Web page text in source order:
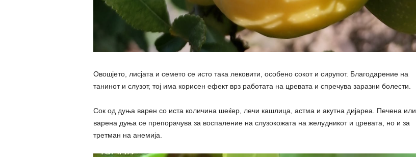
Овошјето, лисјата и семето се исто така лековити, особено сокот и сирупот. Благодарение на
танинот и слузот, тој има корисен ефект врз работата на цревата и спречува заразни болести.
Сок од дуња варен со иста количина шеќер, лечи кашлица, астма и акутна дијареа. Печена или
варена дуња се препорачува за воспаление на слузокожата на желудникот и цревата, но и за
третман на анемија.